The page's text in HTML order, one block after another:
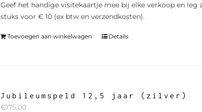
Geef het handige visitekaartje mee bij elke verkoop en leg
stuks voor € 10 (ex btw en verzendkosten).
Toevoegen aan winkelwagen Details
Jubileumspeld 12,5 jaar (zilver)
€175,00